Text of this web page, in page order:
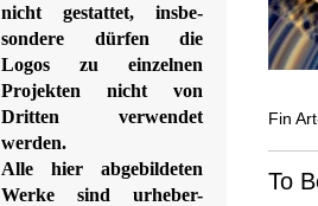
nicht gestattet, insbe-
sondere dürfen die
Logos zu einzelnen
Projekten nicht von
Dritten verwendet
werden.
Alle hier abgebildeten
Werke sind urheber-
Fin
To